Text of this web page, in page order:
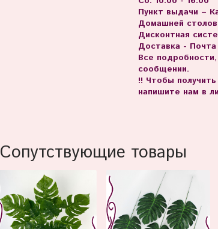
Пункт выдачи –
Домашней
Дисконтная
Доставка -
Все
сообщении.
!! Чтобы
напишите нам в
Сопутствующие товары